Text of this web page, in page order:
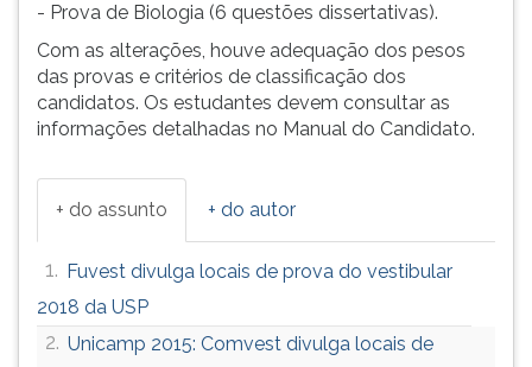
- Prova de Biologia (6 questões dissertativas).
Com as alterações, houve adequação dos pesos
das provas e critérios de classificação dos
candidatos. Os estudantes devem consultar as
informações detalhadas no Manual do Candidato.
+ do assunto + do autor
1. Fuvest divulga locais de prova do vestibular
2018 da USP
2. Unicamp 2015: Comvest divulga locais de